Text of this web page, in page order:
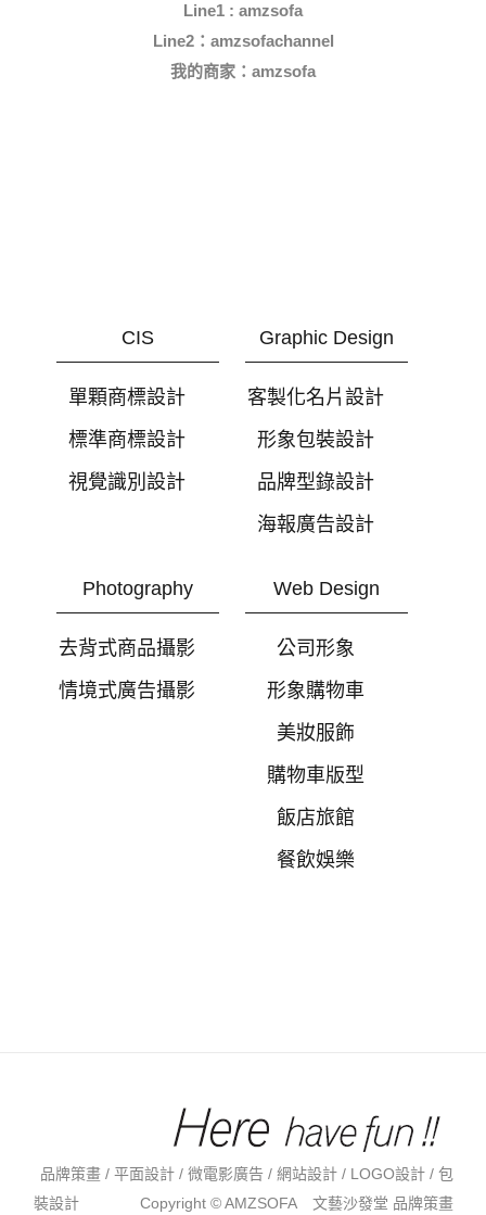
Line1 : amzsofa
Line2：amzsofachannel
我的商家： amzsofa
CIS
單顆商標設計
標準商標設計
視覺識別設計
Graphic Design
客製化名片設計
形象包裝設計
品牌型錄設計
海報廣告設計
Photography
去背式商品攝影
情境式廣告攝影
Web Design
公司形象
形象購物車
美妝服飾
購物車版型
飯店旅館
餐飲娛樂
品牌策畫 / 平面設計 / 微電影廣告 / 網站設計 / LOGO設計 / 包
裝設計 Copyright © AMZSOFA 文藝沙發堂 品牌策畫